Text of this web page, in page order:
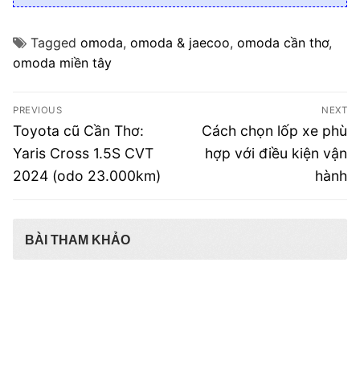
Tagged omoda, omoda & jaecoo, omoda cần thơ,
omoda miền tây
Điều
hướng
bài
viết
PREVIOUS
Previous
post:
Toyota cũ Cần Thơ:
Yaris Cross 1.5S CVT
2024 (odo 23.000km)
NEXT
Next
post:
Cách chọn lốp xe phù
hợp với điều kiện vận
hành
BÀI THAM KHẢO